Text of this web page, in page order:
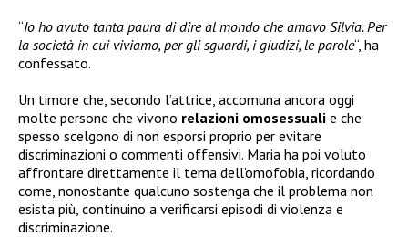
“Io ho avuto tanta paura di dire al mondo che amavo Silvia. Per
la società in cui viviamo, per gli sguardi, i giudizi, le parole“, ha
confessato.
Un timore che, secondo l’attrice, accomuna ancora oggi
molte persone che vivono relazioni omosessuali e che
spesso scelgono di non esporsi proprio per evitare
discriminazioni o commenti offensivi. Maria ha poi voluto
affrontare direttamente il tema dell’omofobia, ricordando
come, nonostante qualcuno sostenga che il problema non
esista più, continuino a verificarsi episodi di violenza e
discriminazione.